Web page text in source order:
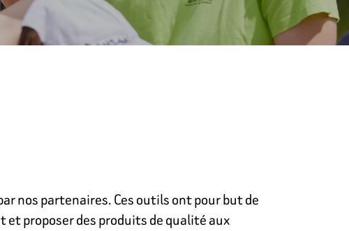
nos partenaires. Ces outils ont pour but de
proposer des produits de qualité aux